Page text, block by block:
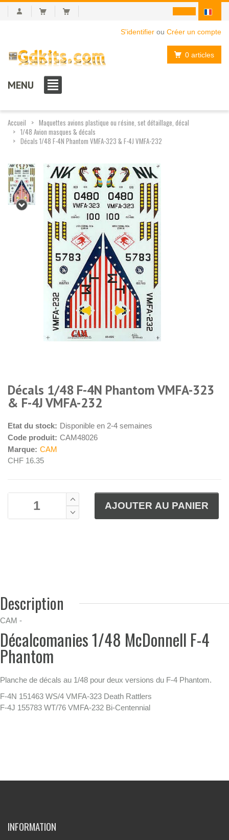
S'identifier ou Créer un compte
0 articles
MENU
Accueil
Maquettes avions plastique ou résine, set détaillage, décal
1/48 Avion masques & décals
Décals 1/48 F-4N Phantom VMFA-323 & F-4J VMFA-232
Décals 1/48 F-4N Phantom VMFA-323
& F-4J VMFA-232
Etat du stock: Disponible en 2-4 semaines
Code produit: CAM48026
Marque: CAM
CHF 16.35
Description
CAM -
Décalcomanies 1/48 McDonnell F-4
Phantom
Planche de décals au 1/48 pour deux versions du F-4 Phantom.
F-4N 151463 WS/4 VMFA-323 Death Rattlers
F-4J 155783 WT/76 VMFA-232 Bi-Centennial
INFORMATION